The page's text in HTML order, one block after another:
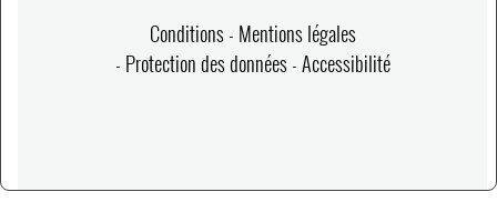
Conditions Mentions légales
Protection des données Accessibilité